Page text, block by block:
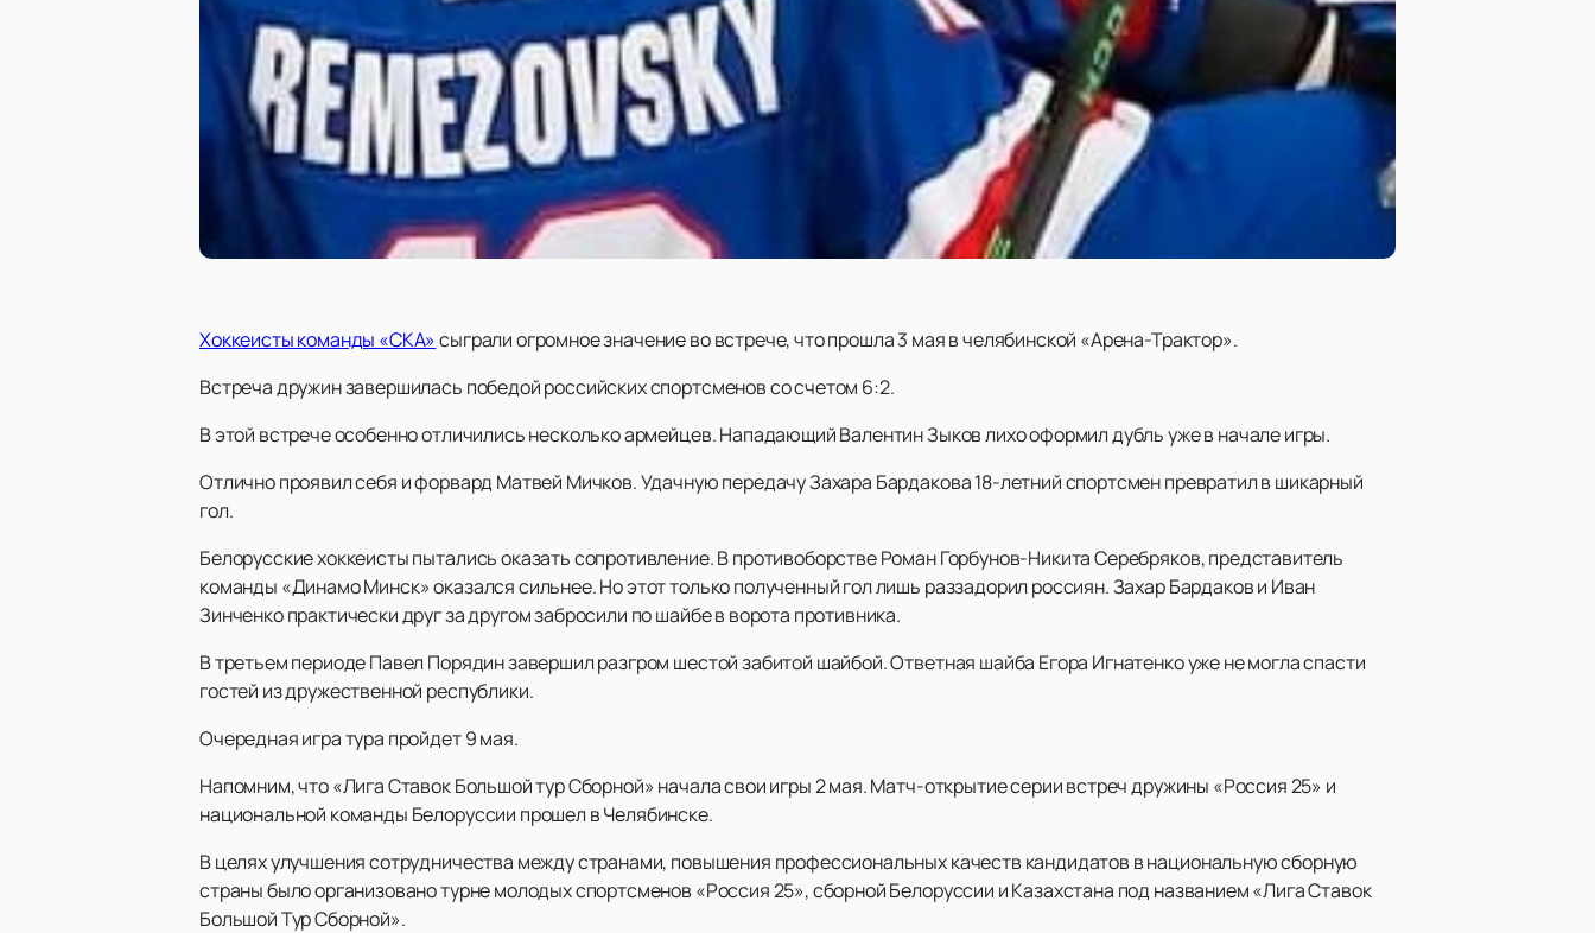
Хоккеисты команды «СКА»сыграли огромное значение во встрече, что прошла 3 мая в челябинской «Арена-Трактор».
Встреча дружин завершилась победой российских спортсменов со счетом 6:2.
В этой встрече особенно отличились несколько армейцев. Нападающий Валентин Зыков лихо оформил дубль уже в начале игры.
Отлично проявил себя и форвард Матвей Мичков. Удачную передачу Захара Бардакова 18-летний спортсмен превратил в шикарный
гол.
Белорусские хоккеисты пытались оказать сопротивление. В противоборстве Роман Горбунов-Никита Серебряков, представитель
команды «Динамо Минск» оказался сильнее. Но этот только полученный гол лишь раззадорил россиян. Захар Бардаков и Иван
Зинченко практически друг за другом забросили по шайбе в ворота противника.
В третьем периоде Павел Порядин завершил разгром шестой забитой шайбой. Ответная шайба Егора Игнатенко уже не могла спасти
гостей из дружественной республики.
Очередная игра тура пройдет 9 мая.
Напомним, что «Лига Ставок Большой тур Сборной» начала свои игры 2 мая. Матч-открытие серии встреч дружины «Россия 25» и
национальной команды Белоруссии прошел в Челябинске.
В целях улучшения сотрудничества между странами, повышения профессиональных качеств кандидатов в национальную сборную
страны было организовано турне молодых спортсменов «Россия 25», сборной Белоруссии и Казахстана под названием «Лига Ставок
Большой Тур Сборной».